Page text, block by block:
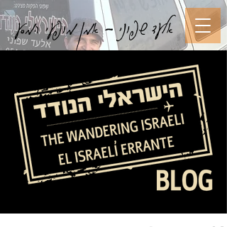
אלעד שפוני - אמן מופעי המסע